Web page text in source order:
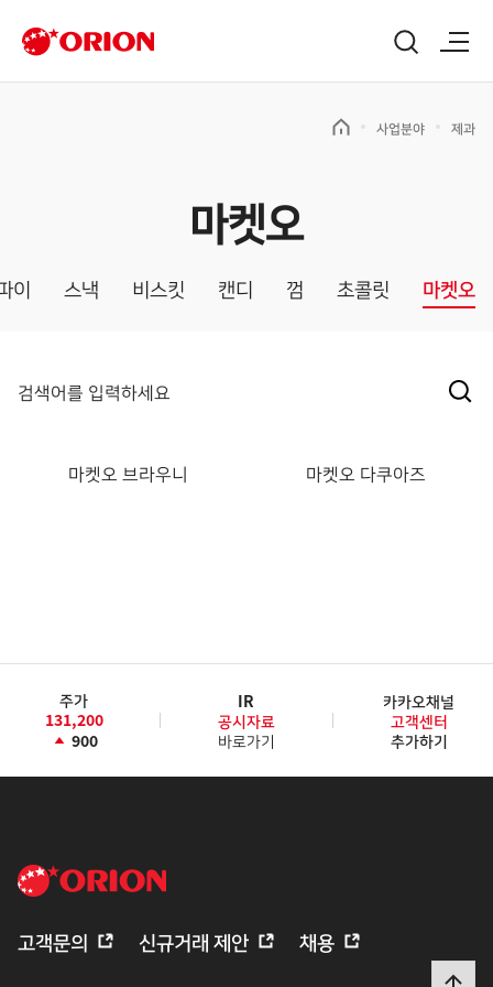
사업분야 제과
마켓오
이 스낵 비스킷 캔디 껌 초콜릿 마켓오
마켓오 브라우니 마켓오 다쿠아즈
주가
131,200
900
IR
공시자료
바로가기
카카오채널
고객센터
추가하기
고객문의 신규거래 제안 채용